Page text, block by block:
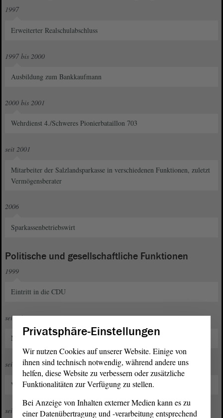
1997
Erweiterter Realschulabschluss
1997 bis 2000
Ausbildung zum Bankkaufmann
2000 bis 2001
Wehrdienst 4./Schweres Pionierbataillon 703
seit 2001
Mitarbeiter der Salzlandsparkasse in verschiedenen Funktionen, zuletzt
Vermögensberater
2006
Sparkassenbetriebswirt
Politische und gesellschaftliche Funktionen
1999
Eintritt in die CDU
seit 2014
Mitglied im Stadtrat Bernburg
seit 2015
Vorsitzender im CDU-Stadtverband Bernburg
seit 2019
Privatsphäre-Einstellungen
Wir nutzen Cookies auf unserer Website. Einige von
ihnen sind technisch notwendig, während andere uns
helfen, diese Website zu verbessern oder zusätzliche
Funktionalitäten zur Verfügung zu stellen.
Bei Anzeige von Inhalten externer Medien kann es zu
einer Datenübertragung und -verarbeitung entsprechend